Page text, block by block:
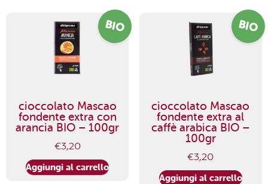
BIO
cioccolato Mascao
fondente extra con
arancia BIO – 100gr
€3,20
Aggiungi al carrello
BIO
cioccolato Mascao
fondente extra al
caffè arabica BIO –
100gr
€3,20
Aggiungi al carrello